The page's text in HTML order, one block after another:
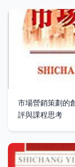
市場營銷策劃的
評與課程思考